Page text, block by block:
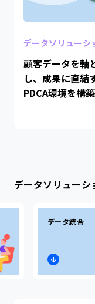
販売方法ごとの特
総合通販
（商品が少な
コスメ・美容
食品・飲料品
ecforceへの
倍に向上。
「
D2C/ECの
詳細を見る
データソリューシ
顧客データを軸
し、成果に直結
PDCA環境を構築
データソリューシ
データ統合